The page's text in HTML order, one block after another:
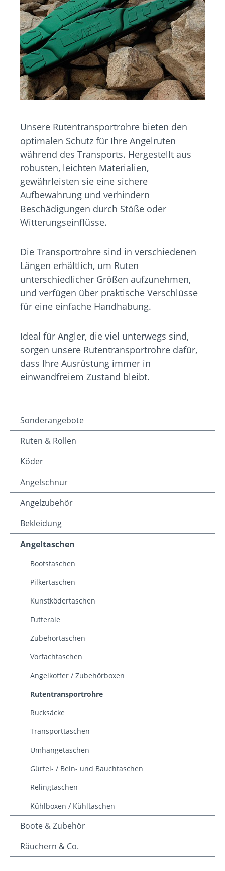
Unsere Rutentransportrohre bieten den
optimalen Schutz für Ihre Angelruten
während des Transports. Hergestellt aus
robusten, leichten Materialien,
gewährleisten sie eine sichere
Aufbewahrung und verhindern
Beschädigungen durch Stöße oder
Witterungseinflüsse.
Die Transportrohre sind in verschiedenen
Längen erhältlich, um Ruten
unterschiedlicher Größen aufzunehmen,
und verfügen über praktische Verschlüsse
für eine einfache Handhabung.
Ideal für Angler, die viel unterwegs sind,
sorgen unsere Rutentransportrohre dafür,
dass Ihre Ausrüstung immer in
einwandfreiem Zustand bleibt.
Sonderangebote
Ruten & Rollen
Köder
Angelschnur
Angelzubehör
Bekleidung
Angeltaschen
Bootstaschen
Pilkertaschen
Kunstködertaschen
Futterale
Zubehörtaschen
Vorfachtaschen
Angelkoffer / Zubehörboxen
Rutentransportrohre
Rucksäcke
Transporttaschen
Umhängetaschen
Gürtel- / Bein- und Bauchtaschen
Relingtaschen
Kühlboxen / Kühltaschen
Boote & Zubehör
Räuchern & Co.